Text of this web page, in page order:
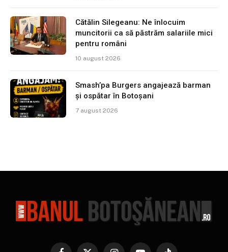
Cătălin Silegeanu: Ne înlocuim
muncitorii ca să păstrăm salariile mici
pentru români
10 august 2026
Smash’pa Burgers angajează barman
și ospătar în Botoșani
7 august 2026